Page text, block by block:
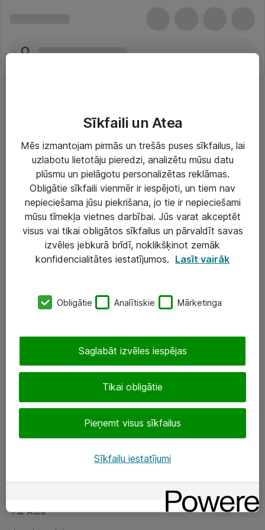
Risinājumi & Pakalpojumi
IT serviss un atbalsts
IT infrastruktūra
Darba vietu IT risinājumi
Serveri un datu centri
SIA „ATEA”
eShop@atea.lv
Sekojiet mums
Par Atea
Par Atea
Sīkfaili un Atea
Mēs izmantojam pirmās un trešās puses sīkfailus, lai
uzlabotu lietotāju pieredzi, analizētu mūsu datu
plūsmu un pielāgotu personalizētas reklāmas.
Obligātie sīkfaili vienmēr ir iespējoti, un tiem nav
nepieciešama jūsu piekrišana, jo tie ir nepieciešami
mūsu tīmekļa vietnes darbībai. Jūs varat akceptēt
visus vai tikai obligātos sīkfailus un pārvaldīt savas
izvēles jebkurā brīdī, noklikšķinot zemāk
konfidencialitātes iestatījumos. Lasīt vairāk
Obligātie Analītiskie Mārketinga
Tikai obligātie
Pieņemt visus sīkfailus
Saglabāt izvēles iespējas
Sīkfailu iestatījumi